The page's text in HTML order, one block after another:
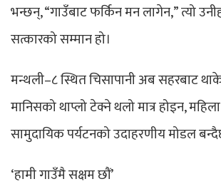
भन्छन्, “गाउँबाट फर्किन मन लागेन,” त्यो
सत्कारको सम्मान हो।
मन्थली–८ स्थित चिसापानी अब सहरबाट
मानिसको थाप्लो टेक्ने थलो मात्र होइन,
सामुदायिक पर्यटनको उदाहरणीय मोडल
‘हामी गाउँमै सक्षम छौं’